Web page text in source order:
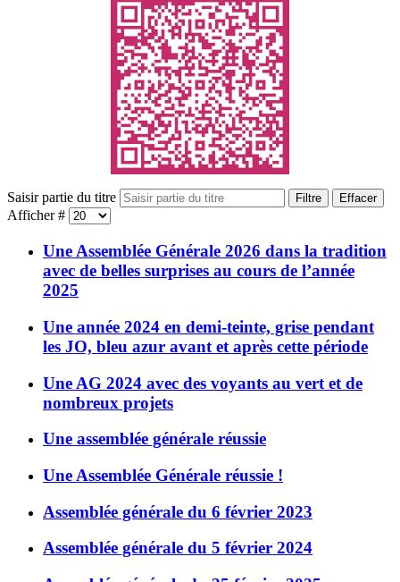
Saisir partie du titre Filtre Effacer
Afficher #
Une Assemblée Générale 2026 dans la tradition
avec de belles surprises au cours de l’année
2025
Une année 2024 en demi-teinte, grise pendant
les JO, bleu azur avant et après cette période
Une AG 2024 avec des voyants au vert et de
nombreux projets
Une assemblée générale réussie
Une Assemblée Générale réussie !
Assemblée générale du 6 février 2023
Assemblée générale du 5 février 2024